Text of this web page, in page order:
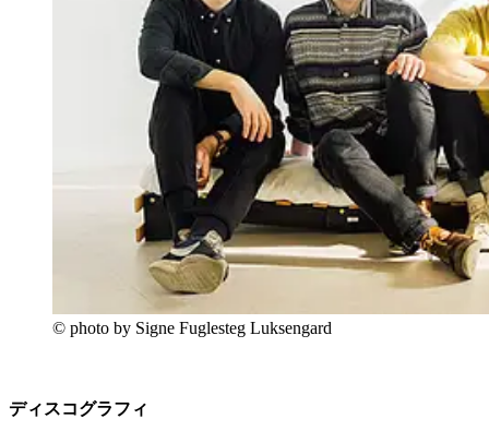
© photo by Signe Fuglesteg Luksengard
ディスコグラフィ